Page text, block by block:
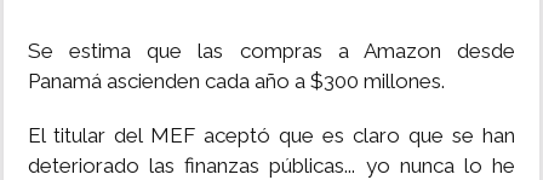
Se estima que las compras a Amazon desde
Panamá ascienden cada año a $300 millones.
El titular del MEF aceptó que es claro que se han
deteriorado las finanzas públicas... yo nunca lo he